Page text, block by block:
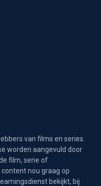
van films en series.
worden aangevuld door
film, serie of
nou graag op
bekijkt, bij